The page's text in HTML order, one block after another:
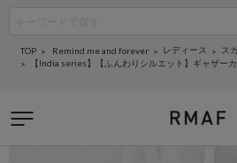
TOP Remind me and forever レディース ス
【India series】【ふんわりシルエット】ギャザー